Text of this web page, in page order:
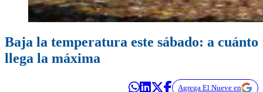
Baja la temperatura este sábado: a cuánto
llega la máxima
Agrega El Nueve en